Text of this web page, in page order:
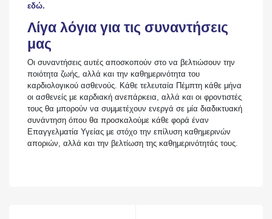
εδώ.
Λίγα λόγια για τις συναντήσεις
μας
Οι συναντήσεις αυτές αποσκοπούν στο να βελτιώσουν την
ποιότητα ζωής, αλλά και την καθημερινότητα του
καρδιολογικού ασθενούς. Κάθε τελευταία Πέμπτη κάθε μήνα
οι ασθενείς με καρδιακή ανεπάρκεια, αλλά και οι φροντιστές
τους θα μπορούν να συμμετέχουν ενεργά σε μία διαδικτυακή
συνάντηση όπου θα προσκαλούμε κάθε φορά έναν
Επαγγελματία Υγείας με στόχο την επίλυση καθημερινών
αποριών, αλλά και την βελτίωση της καθημερινότητάς τους.